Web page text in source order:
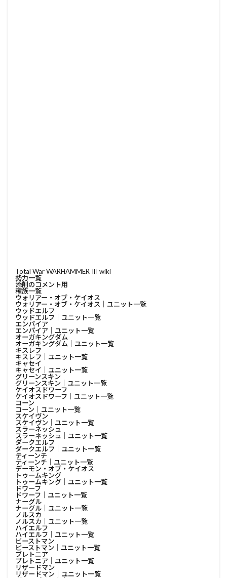
Total War WARHAMMER Ⅲ wiki
勢力一覧
添削のコメント用
種族一覧
ウォリアー・オブ・ケイオス
ウォリアー・オブ・ケイオス│ユニット一覧
ウッドエルフ
ウッドエルフ│ユニット一覧
エンパイア
エンパイア│ユニット一覧
オーガキングダム
オーガキングダム│ユニット一覧
キスレフ
キスレフ│ユニット一覧
キャセイ
キャセイ│ユニット一覧
グリーンスキン
グリーンスキン│ユニット一覧
ケイオスドワーフ
ケイオスドワーフ│ユニット一覧
コーン
コーン│ユニット一覧
スケイヴン
スケイヴン│ユニット一覧
スラーネッシュ
スラーネッシュ│ユニット一覧
ダークエルフ
ダークエルフ│ユニット一覧
ティーンチ
ティーンチ│ユニット一覧
デーモン・オブ・ケイオス
トゥームキング
トゥームキング│ユニット一覧
ドワーフ
ドワーフ│ユニット一覧
ナーグル
ナーグル│ユニット一覧
ノルスカ
ノルスカ│ユニット一覧
ハイエルフ
ハイエルフ│ユニット一覧
ビーストマン
ビーストマン│ユニット一覧
ブレトニア
ブレトニア│ユニット一覧
リザードマン
リザードマン│ユニット一覧